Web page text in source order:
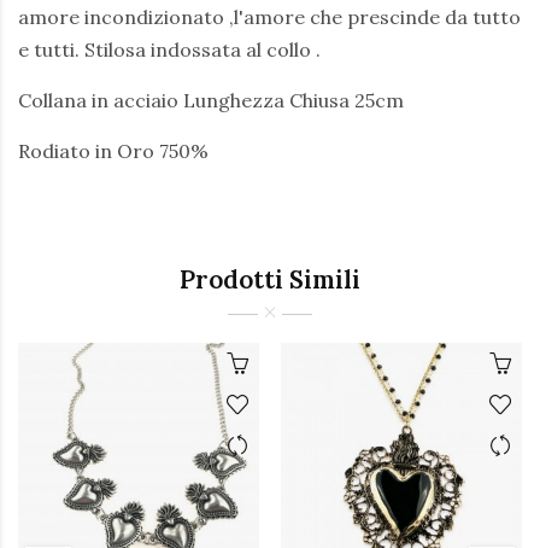
amore incondizionato ,l'amore che prescinde da tutto
e tutti. Stilosa indossata al collo .
Collana in acciaio Lunghezza Chiusa 25cm
Rodiato in Oro 750%
Prodotti Simili